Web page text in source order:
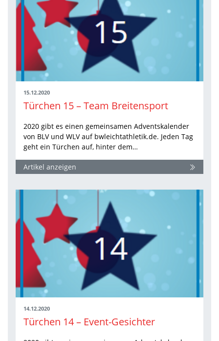
15.12.2020
Türchen 15 – Team Breitensport
2020 gibt es einen gemeinsamen Adventskalender
von BLV und WLV auf bwleichtathletik.de. Jeden Tag
geht ein Türchen auf, hinter dem…
Artikel anzeigen
14.12.2020
Türchen 14 – Event-Gesichter